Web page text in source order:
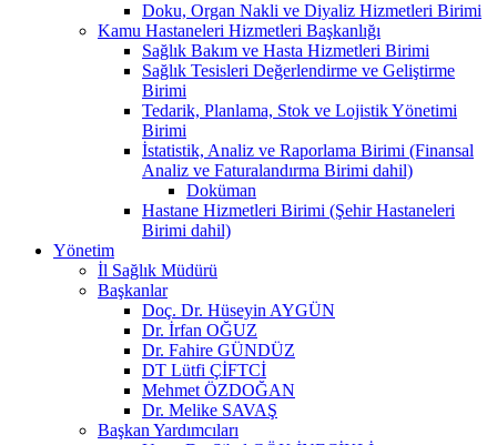
Doku, Organ Nakli ve Diyaliz Hizmetleri Birimi
Kamu Hastaneleri Hizmetleri Başkanlığı
Sağlık Bakım ve Hasta Hizmetleri Birimi
Sağlık Tesisleri Değerlendirme ve Geliştirme
Birimi
Tedarik, Planlama, Stok ve Lojistik Yönetimi
Birimi
İstatistik, Analiz ve Raporlama Birimi (Finansal
Analiz ve Faturalandırma Birimi dahil)
Doküman
Hastane Hizmetleri Birimi (Şehir Hastaneleri
Birimi dahil)
Yönetim
İl Sağlık Müdürü
Başkanlar
Doç. Dr. Hüseyin AYGÜN
Dr. İrfan OĞUZ
Dr. Fahire GÜNDÜZ
DT Lütfi ÇİFTCİ
Mehmet ÖZDOĞAN
Dr. Melike SAVAŞ
Başkan Yardımcıları